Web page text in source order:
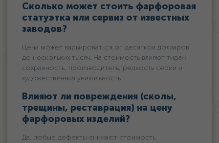
Сколько может стоить фарфоровая
статуэтка или сервиз от известных
заводов?
Цена может варьироваться от десятков долларов
до нескольких тысяч. На стоимость влияют тираж,
сохранность, производитель, редкость серии и
художественная уникальность.
Влияют ли повреждения (сколы,
трещины, реставрация) на цену
фарфоровых изделий?
Да, любые дефекты снижают стоимость.